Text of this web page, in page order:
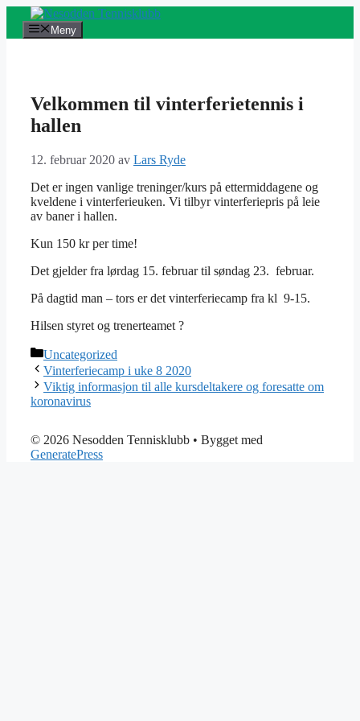
Hopp
innhold
Meny
Velkommen til vinterferietennis i
hallen
12. februar 2020 av Lars Ryde
Det er ingen vanlige treninger/kurs på ettermiddagene og
kveldene i vinterferieuken. Vi tilbyr vinterferiepris på leie
av baner i hallen.
Kun 150 kr per time!
Det gjelder fra lørdag 15. februar til søndag 23. februar.
På dagtid man – tors er det vinterferiecamp fra kl 9-15.
Hilsen styret og trenerteamet ?
Kategorier
Uncategorized
Vinterferiecamp i uke 8 2020
Viktig informasjon til alle kursdeltakere og foresatte om
koronavirus
© 2026 Nesodden Tennisklubb • Bygget med
GeneratePress